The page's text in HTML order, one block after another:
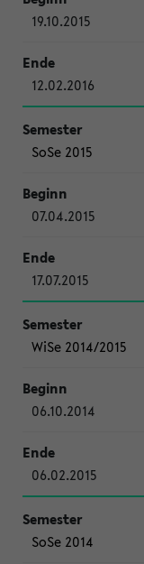
19.10.2015
12.02.2016
SoSe 2015
07.04.2015
17.07.2015
WiSe 2014/2015
06.10.2014
06.02.2015
SoSe 2014